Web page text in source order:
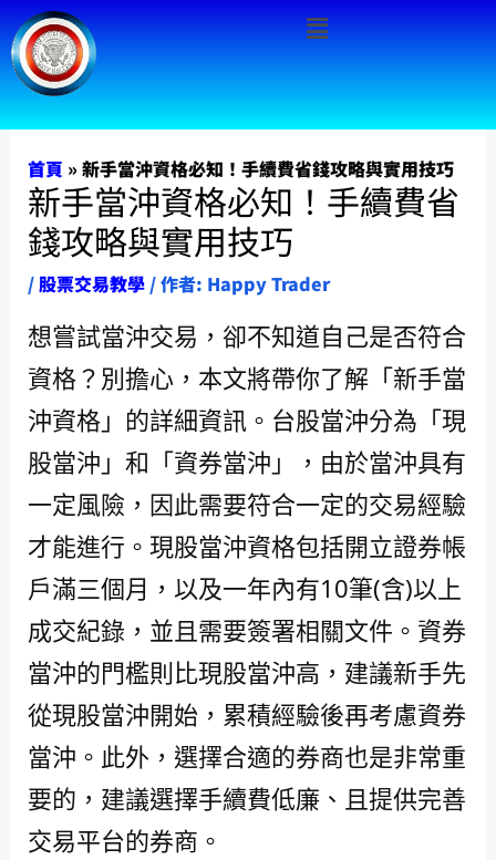
跳
至
主
要
Menu
首頁 » 新手當沖資格必知！手續費省錢攻略與實用技巧
新手當沖資格必知！手續費省
錢攻略與實用技巧
/股票交易教學/ 作者: Happy Trader
想嘗試當沖交易，卻不知道自己是否符合
資格？別擔心，本文將帶你了解「新手當
沖資格」的詳細資訊。台股當沖分為「現
股當沖」和「資券當沖」，由於當沖具有
一定風險，因此需要符合一定的交易經驗
才能進行。現股當沖資格包括開立證券帳
戶滿三個月，以及一年內有10筆(含)以上
成交紀錄，並且需要簽署相關文件。資券
當沖的門檻則比現股當沖高，建議新手先
從現股當沖開始，累積經驗後再考慮資券
當沖。此外，選擇合適的券商也是非常重
要的，建議選擇手續費低廉、且提供完善
交易平台的券商。